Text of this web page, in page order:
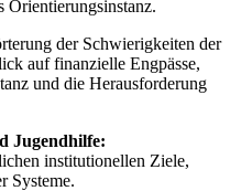
Orientierungsinstanz.
der Schwierigkeiten der
auf finanzielle Engpässe,
und die Herausforderung
Jugendhilfe:
institutionellen Ziele,
Systeme.